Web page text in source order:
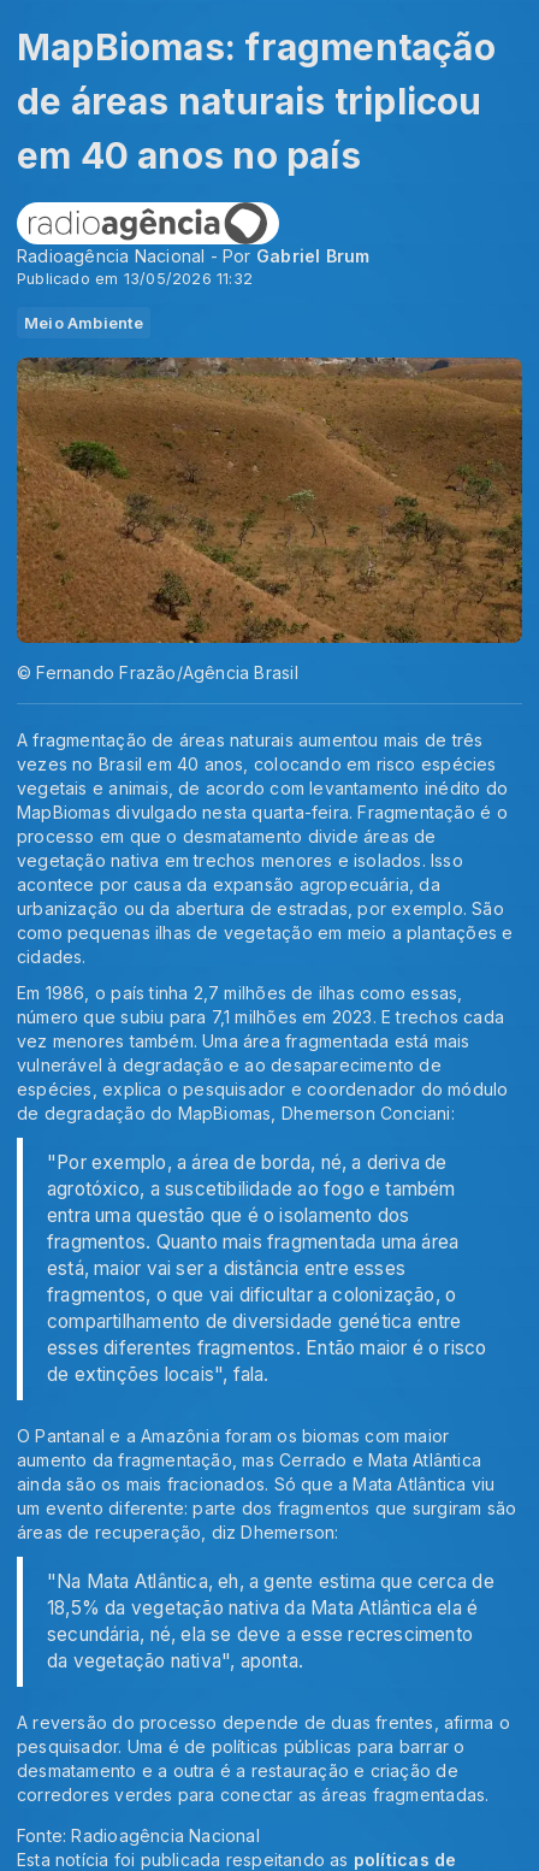
MapBiomas: fragmentação
de áreas naturais triplicou
em 40 anos no país
Radioagência Nacional - Por Gabriel Brum
Publicado em 13/05/2026 11:32
Meio Ambiente
© Fernando Frazão/Agência Brasil
A fragmentação de áreas naturais aumentou mais de três
vezes no Brasil em 40 anos, colocando em risco espécies
vegetais e animais, de acordo com levantamento inédito do
MapBiomas divulgado nesta quarta-feira. Fragmentação é o
processo em que o desmatamento divide áreas de
vegetação nativa em trechos menores e isolados. Isso
acontece por causa da expansão agropecuária, da
urbanização ou da abertura de estradas, por exemplo. São
como pequenas ilhas de vegetação em meio a plantações e
cidades.
Em 1986, o país tinha 2,7 milhões de ilhas como essas,
número que subiu para 7,1 milhões em 2023. E trechos cada
vez menores também. Uma área fragmentada está mais
vulnerável à degradação e ao desaparecimento de
espécies, explica o pesquisador e coordenador do módulo
de degradação do MapBiomas, Dhemerson Conciani:
"Por exemplo, a área de borda, né, a deriva de
agrotóxico, a suscetibilidade ao fogo e também
entra uma questão que é o isolamento dos
fragmentos. Quanto mais fragmentada uma área
está, maior vai ser a distância entre esses
fragmentos, o que vai dificultar a colonização, o
compartilhamento de diversidade genética entre
esses diferentes fragmentos. Então maior é o risco
de extinções locais", fala.
O Pantanal e a Amazônia foram os biomas com maior
aumento da fragmentação, mas Cerrado e Mata Atlântica
ainda são os mais fracionados. Só que a Mata Atlântica viu
um evento diferente: parte dos fragmentos que surgiram são
áreas de recuperação, diz Dhemerson:
"Na Mata Atlântica, eh, a gente estima que cerca de
18,5% da vegetação nativa da Mata Atlântica ela é
secundária, né, ela se deve a esse recrescimento
da vegetação nativa", aponta.
A reversão do processo depende de duas frentes, afirma o
pesquisador. Uma é de políticas públicas para barrar o
desmatamento e a outra é a restauração e criação de
corredores verdes para conectar as áreas fragmentadas.
Fonte: Radioagência Nacional
Esta notícia foi publicada respeitando as políticas de